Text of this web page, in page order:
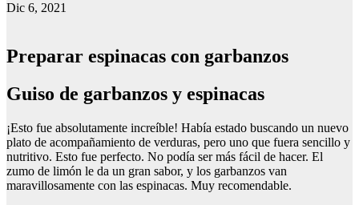
Dic 6, 2021
Preparar espinacas con garbanzos
Guiso de garbanzos y espinacas
¡Esto fue absolutamente increíble! Había estado buscando un nuevo
plato de acompañamiento de verduras, pero uno que fuera sencillo y
nutritivo. Esto fue perfecto. No podía ser más fácil de hacer. El
zumo de limón le da un gran sabor, y los garbanzos van
maravillosamente con las espinacas. Muy recomendable.